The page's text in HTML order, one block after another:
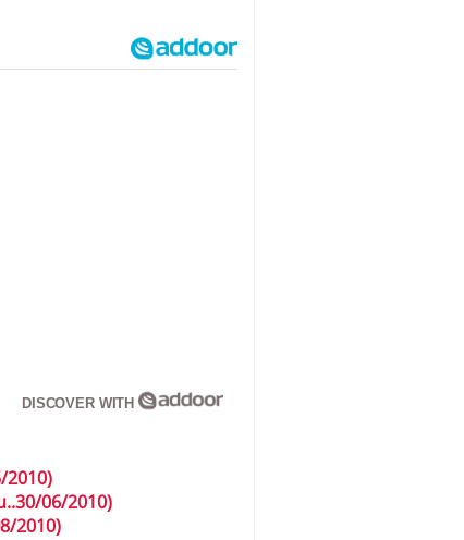
DISCOVER WITH
2010)
06/2010)
2010)